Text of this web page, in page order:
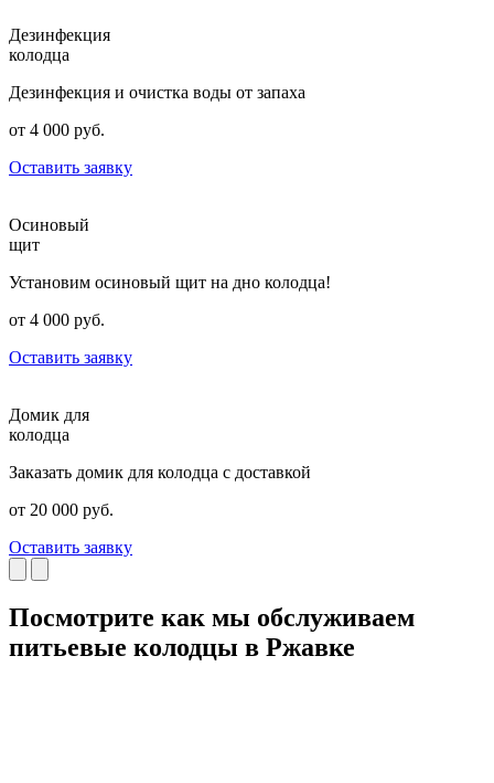
Дезинфекция
колодца
Дезинфекция и очистка воды от запаха
от 4 000 руб.
Оставить заявку
Осиновый
щит
Установим осиновый щит на дно колодца!
от 4 000 руб.
Оставить заявку
Домик для
колодца
Заказать домик для колодца с доставкой
от 20 000 руб.
Оставить заявку
Посмотрите как мы обслуживаем
питьевые колодцы в Ржавке